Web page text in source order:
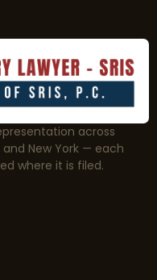
across
and New York — each
where it is filed.